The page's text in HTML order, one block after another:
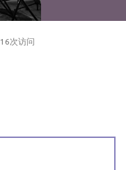
16次访问